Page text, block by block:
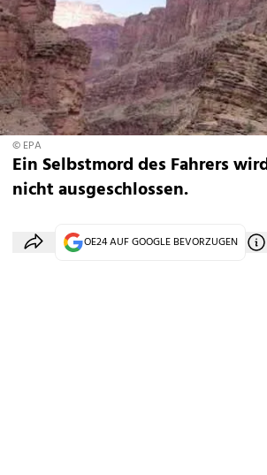
© EPA
Ein Selbstmord des Fahrers
nicht ausgeschlossen.
OE24 AUF GOOGLE BEVORZUGEN